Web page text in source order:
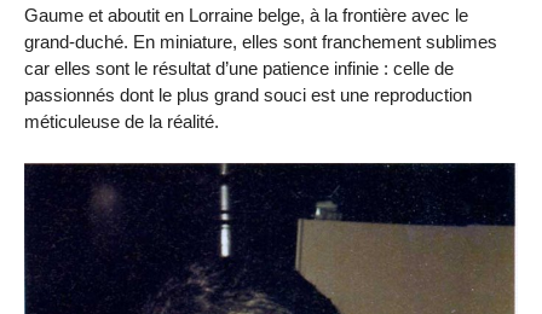
Gaume et aboutit en Lorraine belge, à la frontière avec le
grand-duché. En miniature, elles sont franchement sublimes
car elles sont le résultat d’une patience infinie : celle de
passionnés dont le plus grand souci est une reproduction
méticuleuse de la réalité.